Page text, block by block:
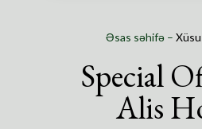
Əsas səhifə –
Special
Alis